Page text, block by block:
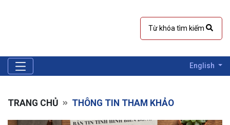
English
TRANG CHỦ THÔNG TIN THAM KHẢO